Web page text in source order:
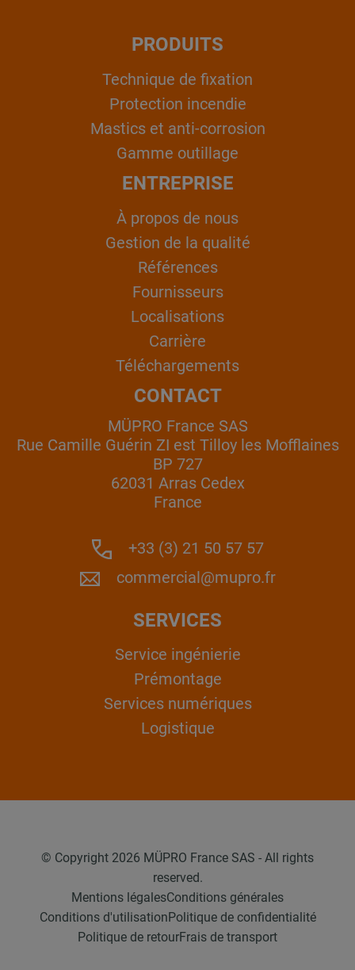
PRODUITS
Technique de fixation
Protection incendie
Mastics et anti-corrosion
Gamme outillage
ENTREPRISE
À propos de nous
Gestion de la qualité
Références
Fournisseurs
Localisations
Carrière
Téléchargements
CONTACT
MÜPRO France SAS
Rue Camille Guérin ZI est Tilloy les Mofflaines
BP 727
62031 Arras Cedex
France
+33 (3) 21 50 57 57
commercial@mupro.fr
SERVICES
Service ingénierie
Prémontage
Services numériques
Logistique
© Copyright 2026 MÜPRO France SAS - All rights
reserved.
Mentions légalesConditions générales
Conditions d'utilisationPolitique de confidentialité
Politique de retourFrais de transport